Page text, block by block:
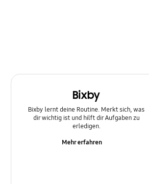
StromversorgungBixby
Bixby lernt deine Routine. Merkt sich, was
dir wichtig ist und hilft dir Aufgaben zu
erledigen.
Mehr erfahren